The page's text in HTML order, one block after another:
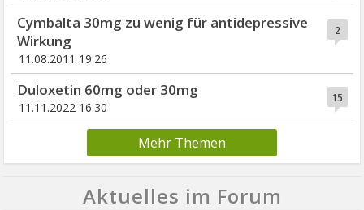
2
Cymbalta 30mg zu wenig für antidepressive
Wirkung
11.08.2011 19:26
15
Duloxetin 60mg oder 30mg
11.11.2022 16:30
Mehr Themen
Aktuelles im Forum